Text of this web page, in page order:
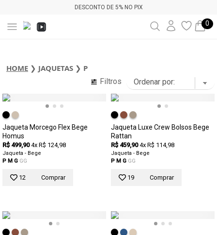
DESCONTO DE 5% NO PIX
0
HOME ❯ JAQUETAS ❯ P
Filtros
Jaqueta Morcego Flex Bege
Homus
R$ 499,90 4x R$ 124,98
Jaqueta - Bege
P M G GG
12 Comprar
Jaqueta Luxe Crew Bolsos Bege
Rattan
R$ 459,90 4x R$ 114,98
Jaqueta - Bege
P M G GG
19 Comprar